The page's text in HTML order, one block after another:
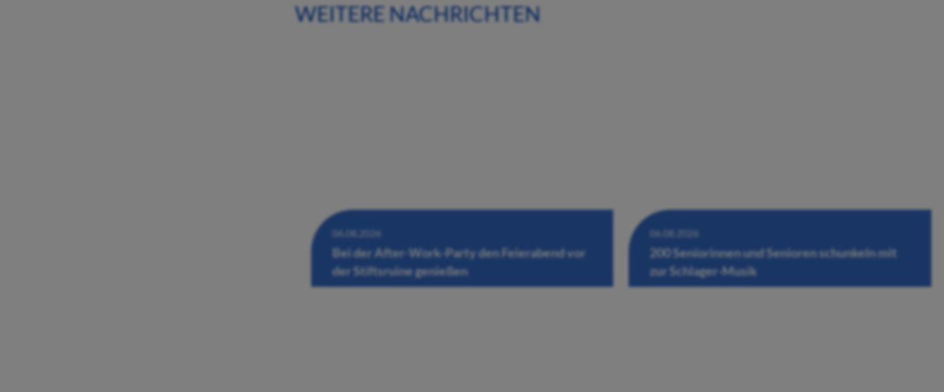
WEITERE NACHRICHTEN
06.08.2026
Bei der After-Work-Party den Feierabend vor
der Stiftsruine genießen
06.08.2026
200 Seniorinnen und Senioren schunkeln mit
zur Schlager-Musik